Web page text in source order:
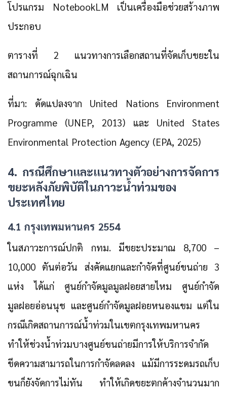
โปรแกรม NotebookLM เป็นเครื่องมือช่วยสร้างภาพ
ประกอบ
ตารางที่ 2 แนวทางการเลือกสถานที่จัดเก็บขยะใน
สถานการณ์ฉุกเฉิน
ที่มา: ดัดแปลงจาก United Nations Environment
Programme (UNEP, 2013) และ United States
Environmental Protection Agency (EPA, 2025)
4. กรณีศึกษาและแนวทางตัวอย่างการจัดการ
ขยะหลังภัยพิบัติในภาวะน้ำท่วมของ
ประเทศไทย
4.1 กรุงเทพมหานคร 2554
ในสภาวะการณ์ปกติ กทม. มีขยะประมาณ 8,700 –
10,000 ตันต่อวัน ส่งคัดแยกและกำจัดที่ศูนย์ขนถ่าย 3
แห่ง ได้แก่ ศูนย์กำจัดมูลมูลฝอยสายไหม ศูนย์กำจัด
มูลฝอยอ่อนนุช และศูนย์กำจัดมูลฝอยหนองแขม แต่ใน
กรณีเกิดสถานการณ์น้ำท่วมในเขตกรุงเทพมหานคร
ทำให้ช่วงน้ำท่วมบางศูนย์ขนถ่ายมีการให้บริการจำกัด
ขีดความสามารถในการกำจัดลดลง แม้มีการระดมรถเก็บ
ขนก็ยังจัดการไม่ทัน ทำให้เกิดขยะตกค้างจำนวนมาก